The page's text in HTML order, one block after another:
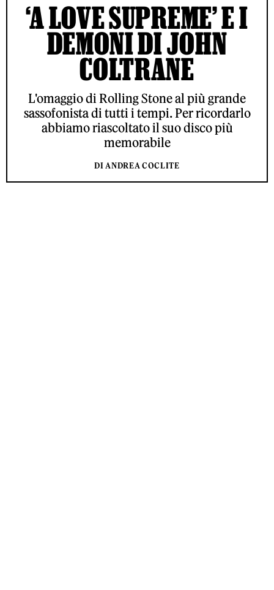
‘A LOVE SUPREME’ E I
DEMONI DI JOHN
COLTRANE
L'omaggio di Rolling Stone al più grande
sassofonista di tutti i tempi. Per ricordarlo
abbiamo riascoltato il suo disco più
memorabile
DI ANDREA COCLITE